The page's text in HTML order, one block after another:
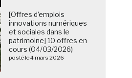
[Offres d’emplois
innovations numériques
et sociales dans le
patrimoine] 10 offres en
cours (04/03/2026)
posté le 4 mars 2026